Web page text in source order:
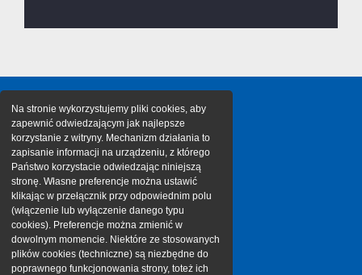
Na stronie wykorzystujemy pliki cookies, aby
zapewnić odwiedzającym jak najlepsze
korzystanie z witryny. Mechanizm działania to
zapisanie informacji na urządzeniu, z którego
Państwo korzystacie odwiedzając niniejszą
stronę. Własne preferencje można ustawić
klikając w przełącznik przy odpowiednim polu
(włączenie lub wyłączenie danego typu
cookies). Preferencje można zmienić w
dowolnym momencie. Niektóre ze stosowanych
plików cookies (techniczne) są niezbędne do
poprawnego funkcjonowania strony, toteż ich